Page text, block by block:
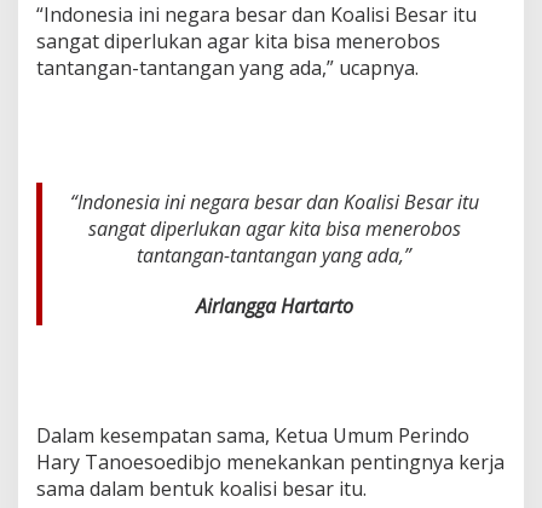
m
b
e
n
K
o
a
a
r
“Indonesia ini negara besar dan Koalisi Besar itu
sangat diperlukan agar kita bisa menerobos
tantangan-tantangan yang ada,” ucapnya.
“Indonesia ini negara besar dan Koalisi Besar itu
sangat diperlukan agar kita bisa menerobos
tantangan-tantangan yang ada,”
Airlangga Hartarto
Dalam kesempatan sama, Ketua Umum Perindo
Hary Tanoesoedibjo menekankan pentingnya kerja
sama dalam bentuk koalisi besar itu.